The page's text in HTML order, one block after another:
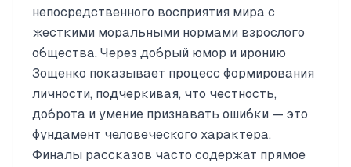
непосредственного восприятия мира с
жесткими моральными нормами взрослого
общества. Через добрый юмор и иронию
Зощенко показывает процесс формирования
личности, подчеркивая, что честность,
доброта и умение признавать ошибки — это
фундамент человеческого характера.
Финалы рассказов часто содержат прямое